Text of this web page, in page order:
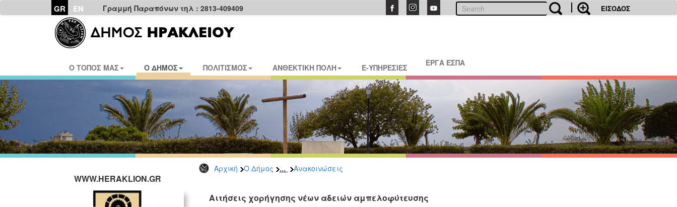
GR EN Γραμμή Παραπόνων τηλ : 2813-409409 ΕΙΣΟΔΟΣ
Ο ΤΟΠΟΣ ΜΑΣ Ο ΔΗΜΟΣ ΠΟΛΙΤΙΣΜΟΣ ΑΝΘΕΚΤΙΚΗ ΠΟΛΗ E-ΥΠΗΡΕΣΙΕΣ ΕΡΓΑ ΕΣΠΑ
Αρχική Ο Δήμος ... Ανακοινώσεις
WWW.HERAKLION.GR
Αιτήσεις χορήγησης νέων αδειών αμπελοφύτευσης